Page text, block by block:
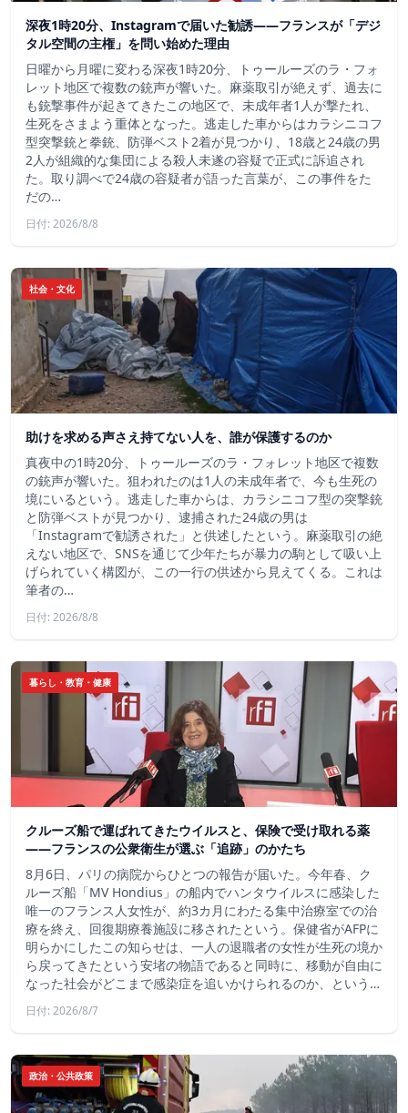
深夜1時20分、Instagramで届いた勧誘――フランスが「デジ
タル空間の主権」を問い始めた理由
日曜から月曜に変わる深夜1時20分、トゥールーズのラ・フォ
レット地区で複数の銃声が響いた。麻薬取引が絶えず、過去に
も銃撃事件が起きてきたこの地区で、未成年者1人が撃たれ、
生死をさまよう重体となった。逃走した車からはカラシニコフ
型突撃銃と拳銃、防弾ベスト2着が見つかり、18歳と24歳の男
2人が組織的な集団による殺人未遂の容疑で正式に訴追され
た。取り調べで24歳の容疑者が語った言葉が、この事件をた
だの…
日付: 2026/8/8
社会・文化
助けを求める声さえ持てない人を、誰が保護するのか
真夜中の1時20分、トゥールーズのラ・フォレット地区で複数
の銃声が響いた。狙われたのは1人の未成年者で、今も生死の
境にいるという。逃走した車からは、カラシニコフ型の突撃銃
と防弾ベストが見つかり、逮捕された24歳の男は
「Instagramで勧誘された」と供述したという。麻薬取引の絶
えない地区で、SNSを通じて少年たちが暴力の駒として吸い上
げられていく構図が、この一行の供述から見えてくる。これは
筆者の…
日付: 2026/8/8
暮らし・教育・健康
クルーズ船で運ばれてきたウイルスと、保険で受け取れる薬
――フランスの公衆衛生が選ぶ「追跡」のかたち
8月6日、パリの病院からひとつの報告が届いた。今年春、ク
ルーズ船「MV Hondius」の船内でハンタウイルスに感染した
唯一のフランス人女性が、約3カ月にわたる集中治療室での治
療を終え、回復期療養施設に移されたという。保健省がAFPに
明らかにしたこの知らせは、一人の退職者の女性が生死の境か
ら戻ってきたという安堵の物語であると同時に、移動が自由に
なった社会がどこまで感染症を追いかけられるのか、という…
日付: 2026/8/7
政治・公共政策